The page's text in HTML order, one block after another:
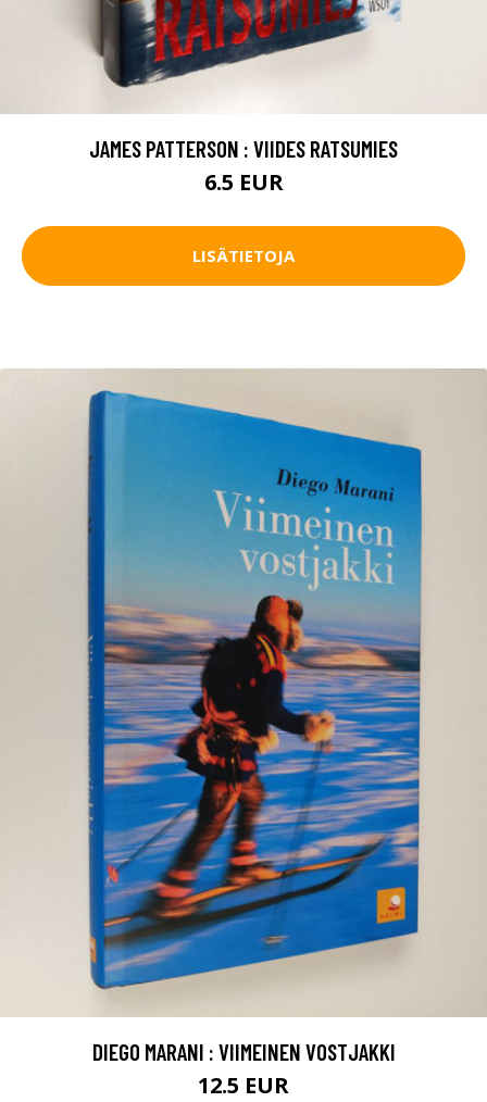
JAMES PATTERSON : VIIDES RATSUMIES
6.5 EUR
LISÄTIETOJA
DIEGO MARANI : VIIMEINEN VOSTJAKKI
12.5 EUR